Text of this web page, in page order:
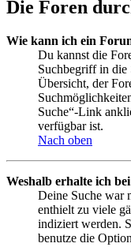
Die Foren
Wie kann ich ein
Du kannst die
Suchbegriff in die
Übersicht, der
Suche“-Link
verfügbar ist.
Nach oben
Weshalb erhalte ich
Deine Suche war
enthielt zu viele
indiziert werden.
benutze die